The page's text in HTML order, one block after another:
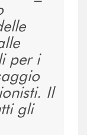
per i
Il
gli